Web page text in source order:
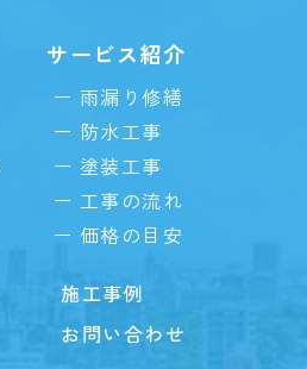
サービス紹介
雨漏り修繕
防水工事
塗装工事
工事の流れ
価格の目安
施工事例
お問い合わせ